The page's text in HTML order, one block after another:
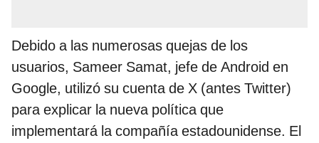
Debido a las numerosas quejas de los
usuarios, Sameer Samat, jefe de Android en
Google, utilizó su cuenta de X (antes Twitter)
para explicar la nueva política que
implementará la compañía estadounidense. El